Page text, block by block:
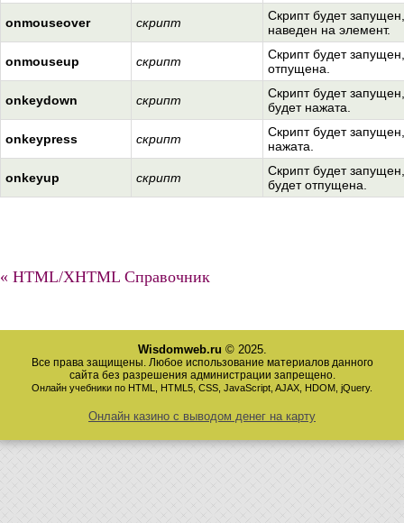
onmouseover скрипт
Скрипт будет
наведен на элемент.
onmouseup скрипт
Скрипт будет
отпущена.
onkeydown скрипт
Скрипт будет
будет нажата.
onkeypress скрипт
Скрипт будет
нажата.
onkeyup скрипт
Скрипт будет
будет отпущена.
« HTML/XHTML Справочник
Wisdomweb.ru © 2025.
Все права защищены. Любое использование материалов данного
сайта без разрешения администрации запрещено.
Онлайн учебники по HTML, HTML5, CSS, JavaScript, AJAX, HDOM, jQuery.
Онлайн казино с выводом денег на карту